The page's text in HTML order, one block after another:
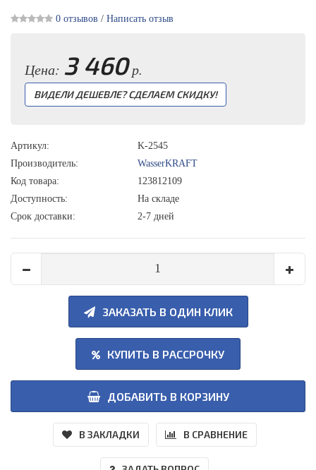
0 отзывов / Написать отзыв
Цена: 3 460р.
ВИДЕЛИ ДЕШЕВЛЕ? СДЕЛАЕМ СКИДКУ!
Артикул:
K-2545
Производитель:
WasserKRAFT
Код товара:
123812109
Доступность:
На складе
Срок доставки:
2-7 дней
ЗАКАЗАТЬ В ОДИН КЛИК
КУПИТЬ В РАССРОЧКУ
ДОБАВИТЬ В КОРЗИНУ
В ЗАКЛАДКИ В СРАВНЕНИЕ